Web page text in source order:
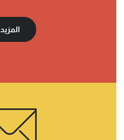
المزيد